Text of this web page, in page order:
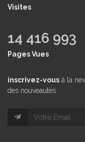
Visites
14 416 993
Pages Vues
inscrivez-vous à la
des nouveautés